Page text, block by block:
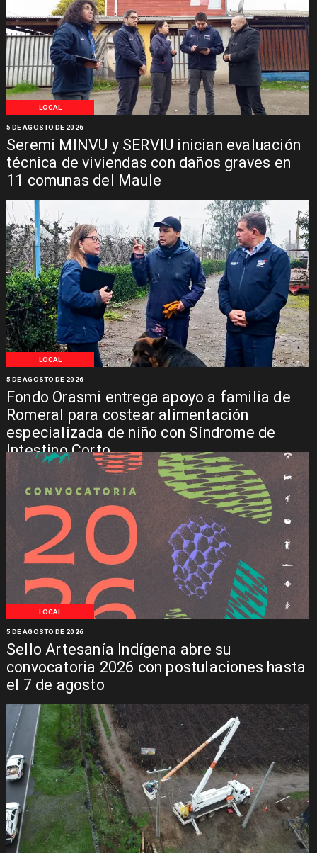
LOCAL
Seremi MINVU y SERVIU inician evaluación
técnica de viviendas con daños graves en
11 comunas del Maule
5 DE AGOSTO DE 2026
LOCAL
Fondo Orasmi entrega apoyo a familia de
Romeral para costear alimentación
especializada de niño con Síndrome de
Intestino Corto
5 DE AGOSTO DE 2026
LOCAL
Sello Artesanía Indígena abre su
convocatoria 2026 con postulaciones hasta
el 7 de agosto
5 DE AGOSTO DE 2026